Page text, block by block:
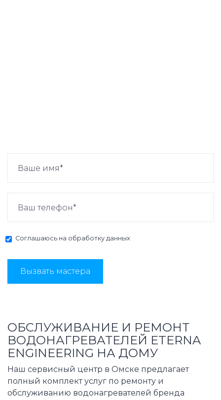
Соглашаюсь на обработку данных
Вызвать мастера
ОБСЛУЖИВАНИЕ И РЕМОНТ
ВОДОНАГРЕВАТЕЛЕЙ ETERNA
ENGINEERING НА ДОМУ
Наш сервисный центр в Омске предлагает
полный комплект услуг по ремонту и
обслуживанию водонагревателей бренда